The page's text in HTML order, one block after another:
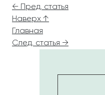
← Пред. статья
Наверх ↑
Главная
След. статья →